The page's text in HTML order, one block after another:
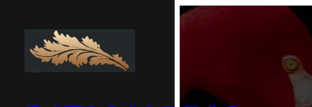
contenuto